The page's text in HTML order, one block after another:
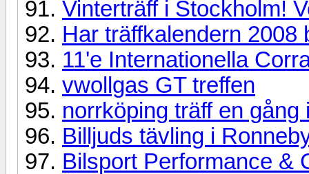
Vinterträff i Stockholm!
Har träffkalendern 2008
11'e Internationella
vwollgas GT treffen
norrköping träff en gång
Billjuds tävling i
Bilsport Performance &